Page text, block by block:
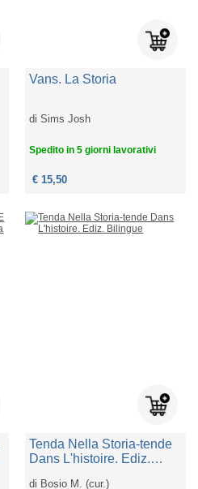
Vans. La Storia
diSims Josh
Spedito in 5 giorni lavorativi
€ 15,50
Tenda Nella Storia-tende
Dans L'histoire. Ediz.
di Bosio M. (cur.)